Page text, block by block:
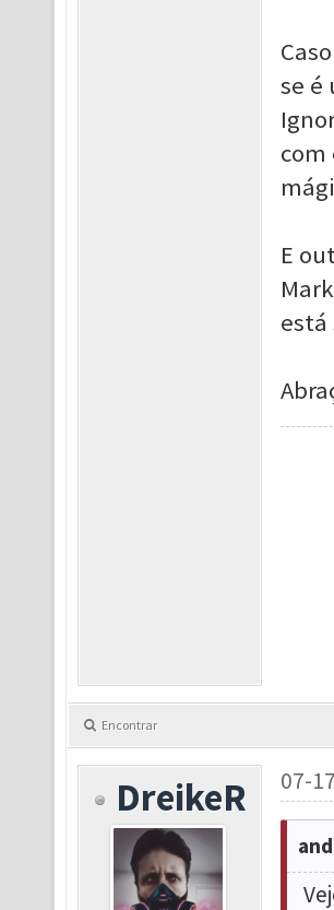
se é
com
E
está
Encontrar
DreikeR 07-